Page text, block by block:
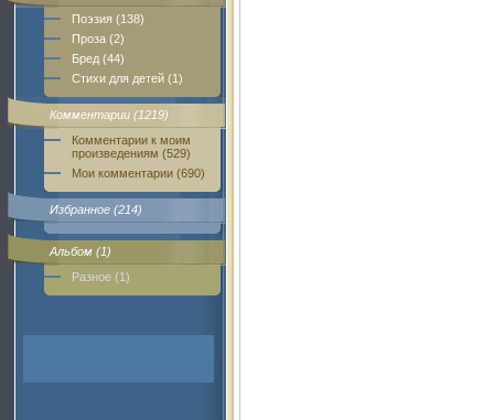
Поэзия (138)
Проза (2)
Бред (44)
Стихи для детей (1)
Комментарии (1219)
Комментарии к моим
произведениям (529)
Мои комментарии (690)
Избранное (214)
Альбом (1)
Разное (1)